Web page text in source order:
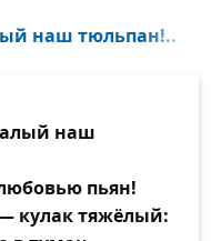
наш тюльпан!..
алый наш
пьян!
кулак тяжёлый: